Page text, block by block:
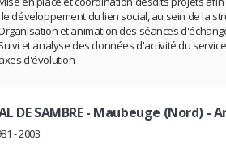
développement du lien social, au sein de la
et animation des séances
et analyse des données d'activité du
d'évolution
DE SAMBRE - Maubeuge (Nord)-
- 2003